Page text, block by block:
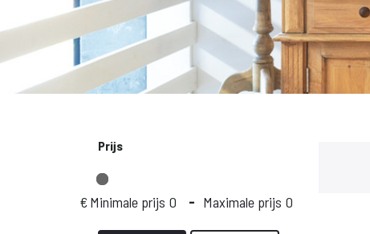
Prijs
€Minimale prijs - Maximale prijs